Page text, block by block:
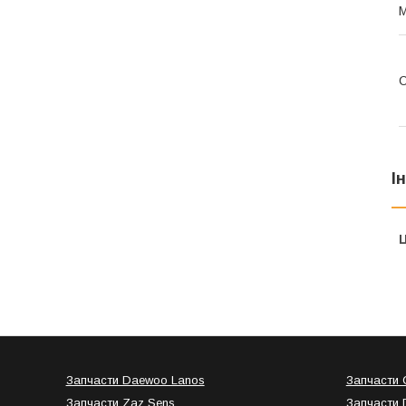
Запчасти Daewoo Lanos
Запчасти Zaz Sens
Запчасти
Запчасти